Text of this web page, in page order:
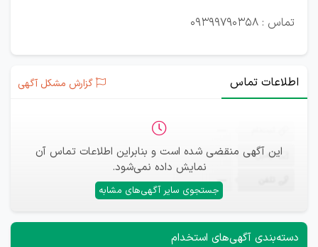
تماس : 09399790358
اطلاعات تماس گزارش مشکل آگهی
این آگهی منقضی شده است و بنابراین اطلاعات تماس آن
نمایش داده نمی‌شود.
جستجوی سایر آگهی‌های مشابه
ایمیل —
—
دسته‌بندی آگهی‌های استخدام